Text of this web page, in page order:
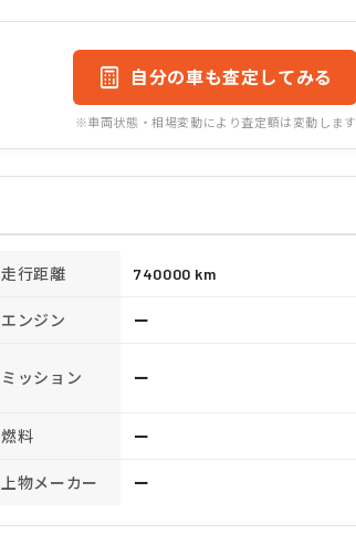
自分の車も査定してみる
※車両状態・相場変動により査定額は変動します
走行距離 740000 km
エンジン ー
ミッション ー
燃料 ー
上物メーカー ー